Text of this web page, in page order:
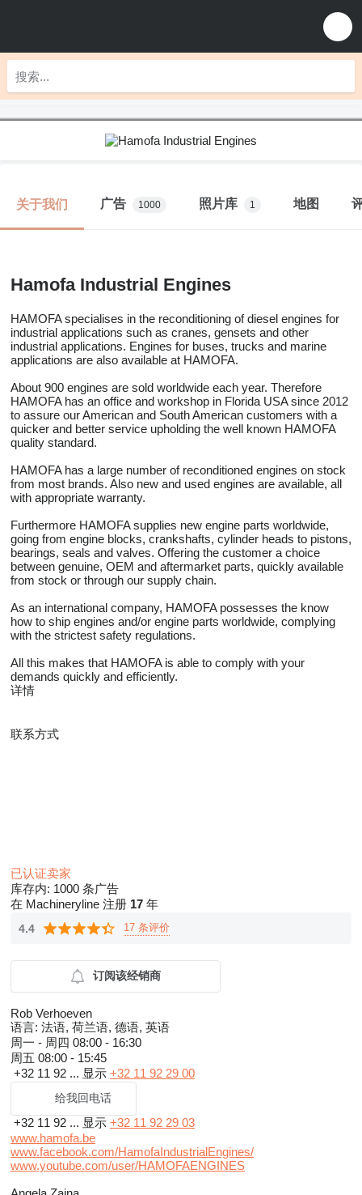
关于我们 广告 1000 照片库 1 地图
Hamofa Industrial Engines
HAMOFA specialises in the reconditioning of diesel engines for
industrial applications such as cranes, gensets and other
industrial applications. Engines for buses, trucks and marine
applications are also available at HAMOFA.
About 900 engines are sold worldwide each year. Therefore
HAMOFA has an office and workshop in Florida USA since 2012
to assure our American and South American customers with a
quicker and better service upholding the well known HAMOFA
quality standard.
HAMOFA has a large number of reconditioned engines on stock
from most brands. Also new and used engines are available, all
with appropriate warranty.
Furthermore HAMOFA supplies new engine parts worldwide,
going from engine blocks, crankshafts, cylinder heads to pistons,
bearings, seals and valves. Offering the customer a choice
between genuine, OEM and aftermarket parts, quickly available
from stock or through our supply chain.
As an international company, HAMOFA possesses the know
how to ship engines and/or engine parts worldwide, complying
with the strictest safety regulations.
All this makes that HAMOFA is able to comply with your
demands quickly and efficiently.
详情
联系方式
已认证卖家
库存内: 1000 条广告
在 Machineryline 注册 17 年
4.4 17 条评价
订阅该经销商
Rob Verhoeven
语言: 法语, 荷兰语, 德语, 英语
周一 - 周四 08:00 - 16:30
周五 08:00 - 15:45
+32 11 92 ... 显示 +32 11 92 29 00
给我回电话
+32 11 92 ... 显示 +32 11 92 29 03
www.hamofa.be
www.facebook.com/HamofaIndustrialEngines/
www.youtube.com/user/HAMOFAENGINES